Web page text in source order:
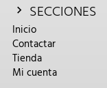
SECCIONES
Inicio
Contactar
Tienda
Mi cuenta